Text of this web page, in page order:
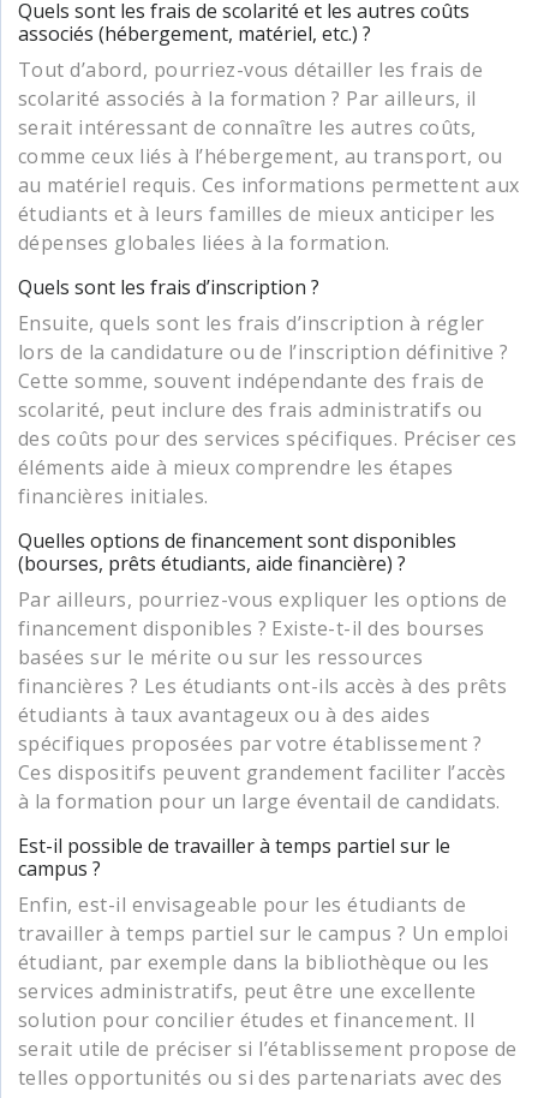
Quels sont les frais de scolarité et les autres coûts
associés (hébergement, matériel, etc.) ?
Tout d’abord, pourriez-vous détailler les frais de
scolarité associés à la formation ? Par ailleurs, il
serait intéressant de connaître les autres coûts,
comme ceux liés à l’hébergement, au transport, ou
au matériel requis. Ces informations permettent aux
étudiants et à leurs familles de mieux anticiper les
dépenses globales liées à la formation.
Quels sont les frais d’inscription ?
Ensuite, quels sont les frais d’inscription à régler
lors de la candidature ou de l’inscription définitive ?
Cette somme, souvent indépendante des frais de
scolarité, peut inclure des frais administratifs ou
des coûts pour des services spécifiques. Préciser ces
éléments aide à mieux comprendre les étapes
financières initiales.
Quelles options de financement sont disponibles
(bourses, prêts étudiants, aide financière) ?
Par ailleurs, pourriez-vous expliquer les options de
financement disponibles ? Existe-t-il des bourses
basées sur le mérite ou sur les ressources
financières ? Les étudiants ont-ils accès à des prêts
étudiants à taux avantageux ou à des aides
spécifiques proposées par votre établissement ?
Ces dispositifs peuvent grandement faciliter l’accès
à la formation pour un large éventail de candidats.
Est-il possible de travailler à temps partiel sur le
campus ?
Enfin, est-il envisageable pour les étudiants de
travailler à temps partiel sur le campus ? Un emploi
étudiant, par exemple dans la bibliothèque ou les
services administratifs, peut être une excellente
solution pour concilier études et financement. Il
serait utile de préciser si l’établissement propose de
telles opportunités ou si des partenariats avec des